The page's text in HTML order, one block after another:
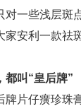
对一些浅层斑
安利一款祛
都叫“皇后牌”
牌片仔癀珍珠